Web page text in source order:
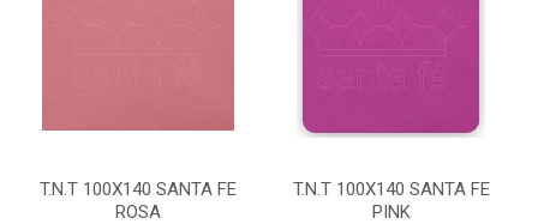
T.N.T 100X140 SANTA FE
ROSA
T.N.T 100X140 SANTA FE
PINK